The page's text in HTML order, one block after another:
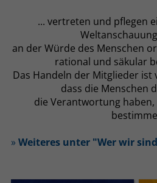
... vertreten und pflegen
an der Würde des Menschen
rational und säkular
Das Handeln der Mitglieder ist
dass die Menschen
die Verantwortung
» Weiteres unter "Wer wir